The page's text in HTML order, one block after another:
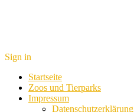
Sign in
Startseite
Zoos und Tierparks
Impressum
Datenschutzerklärung